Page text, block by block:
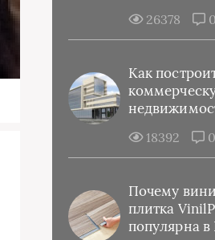
26378 0
Как
18392 0
Почему
плитка
популярна в